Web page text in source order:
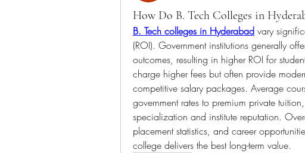
How Do B. Tech Colleges in
B. Tech colleges in Hyderabad vary
(ROI). Government institutions generally
outcomes, resulting in higher ROI for
charge higher fees but often provide
competitive salary packages. Average
government rates to premium private
specialization and institute reputation.
placement statistics, and career
college delivers the best long-term value.